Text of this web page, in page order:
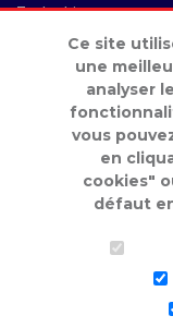
Tool cabinets
Worktops
LOGISTICS AND
WORKSHOP
WORKSHOP
Ce site
une
analyser
vous
en
cookies"
défaut